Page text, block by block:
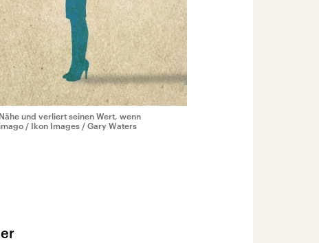
und verliert seinen Wert, wenn
/ Ikon Images / Gary Waters